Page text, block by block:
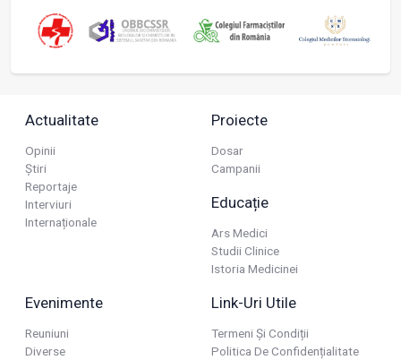
Actualitate
Opinii
Știri
Reportaje
Interviuri
Internaționale
Proiecte
Dosar
Campanii
Educație
Ars Medici
Studii Clinice
Istoria Medicinei
Evenimente
Reuniuni
Diverse
Link-Uri Utile
Termeni Și Condiții
Politica De Confidențialitate